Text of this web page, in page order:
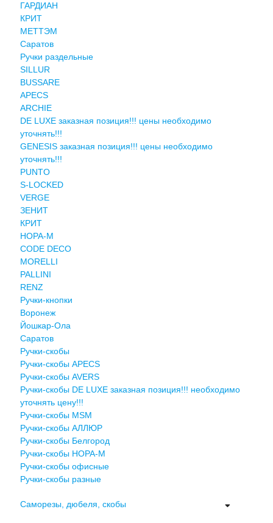
ГАРДИАН
КРИТ
МЕТТЭМ
Саратов
Ручки раздельные
SILLUR
BUSSARE
APECS
ARCHIE
DE LUXE заказная позиция!!! цены необходимо
уточнять!!!
GENESIS заказная позиция!!! цены необходимо
уточнять!!!
PUNTO
S-LOCKED
VERGE
ЗЕНИТ
КРИТ
НОРА-М
CODE DECO
MORELLI
PALLINI
RENZ
Ручки-кнопки
Воронеж
Йошкар-Ола
Саратов
Ручки-скобы
Ручки-скобы APECS
Ручки-скобы AVERS
Ручки-скобы DE LUXE заказная позиция!!! необходимо
уточнять цену!!!
Ручки-скобы MSM
Ручки-скобы АЛЛЮР
Ручки-скобы Белгород
Ручки-скобы НОРА-М
Ручки-скобы офисные
Ручки-скобы разные
Саморезы, дюбеля, скобы